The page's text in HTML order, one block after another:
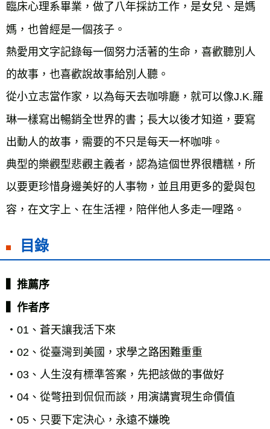
臨床心理系畢業，做了八年採訪工作，是女兒、是媽
媽，也曾經是一個孩子。
熱愛用文字記錄每一個努力活著的生命，喜歡聽別人
的故事，也喜歡說故事給別人聽。
從小立志當作家，以為每天去咖啡廳，就可以像J.K.羅
琳一樣寫出暢銷全世界的書；長大以後才知道，要寫
出動人的故事，需要的不只是每天一杯咖啡。
典型的樂觀型悲觀主義者，認為這個世界很糟糕，所
以要更珍惜身邊美好的人事物，並且用更多的愛與包
目錄
▍推薦序
▍作者序
・01、蒼天讓我活下來
・02、從臺灣到美國，求學之路困難重重
・03、人生沒有標準答案，先把該做的事做好
・04、從彆扭到侃侃而談，用演講實現生命價值